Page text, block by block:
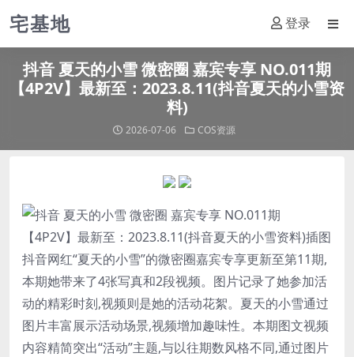
宅基地 登录
抖音 夏天的小雪 微密圈 嘉宾专享 NO.011期
【4P2V】最新至：2023.8.11(抖音夏天的小雪资
料)
2026-07-06 COS资源
抖音网红“夏天的小雪”的微密圈嘉宾专享更新至第11期,
本期她带来了4张写真和2段视频。图片记录了她参加活
动的精彩时刻,视频则是她的活动花絮。 夏天的小雪通过
图片丰富展示活动场景,视频增加趣味性。本期图文视频
内容精简突出“活动”主题,与以往期数风格不同,通过图片